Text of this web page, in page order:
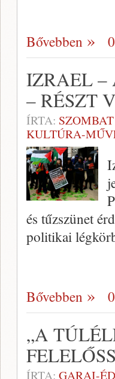
Bővebben
IZRAEL –
– RÉSZT
ÍRTA: SZOMBAT
KULTÚRA-
és tűzszünet
politikai
Bővebben
„A
ÍRTA: GARAI-